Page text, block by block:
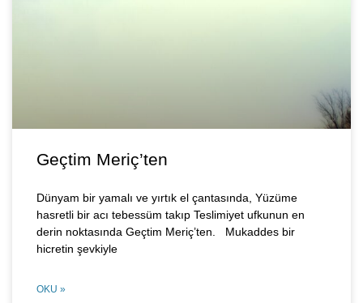
Geçtim Meriç’ten
Dünyam bir yamalı ve yırtık el çantasında, Yüzüme
hasretli bir acı tebessüm takıp Teslimiyet ufkunun en
derin noktasında Geçtim Meriç’ten. Mukaddes bir
hicretin şevkiyle
OKU »